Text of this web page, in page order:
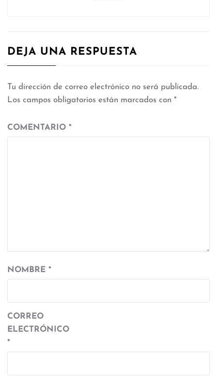
DEJA UNA RESPUESTA
Tu dirección de correo electrónico no será publicada.
Los campos obligatorios están marcados con *
COMENTARIO *
NOMBRE *
CORREO
ELECTRÓNICO
*